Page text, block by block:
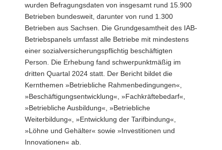
wurden Befragungsdaten von insgesamt rund 15.900
Betrieben bundesweit, darunter von rund 1.300
Betrieben aus Sachsen. Die Grundgesamtheit des IAB-
Betriebspanels umfasst alle Betriebe mit mindestens
einer sozialversicherungspflichtig beschäftigten
Person. Die Erhebung fand schwerpunktmäßig im
dritten Quartal 2024 statt. Der Bericht bildet die
Kernthemen »Betriebliche Rahmenbedingungen«,
»Beschäftigungsentwicklung«, »Fachkräftebedarf«,
»Betriebliche Ausbildung«, »Betriebliche
Weiterbildung«, »Entwicklung der Tarifbindung«,
»Löhne und Gehälter« sowie »Investitionen und
Innovationen« ab.